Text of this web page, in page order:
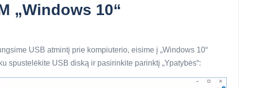
„Windows 10“
USB atmintį prie kompiuterio, eisime į „Windows 10“
spustelėkite USB diską ir pasirinkite parinktį „Ypatybės“: